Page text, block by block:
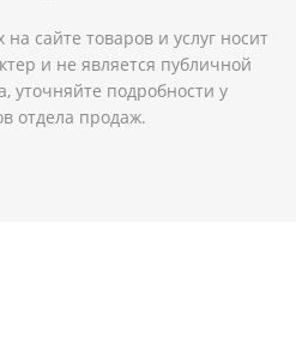
сайте товаров и услуг носит
и не является публичной
уточняйте подробности у
отдела продаж.